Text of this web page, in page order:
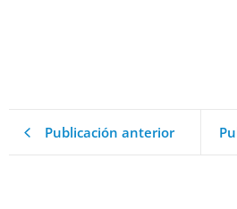
Publicación anterior